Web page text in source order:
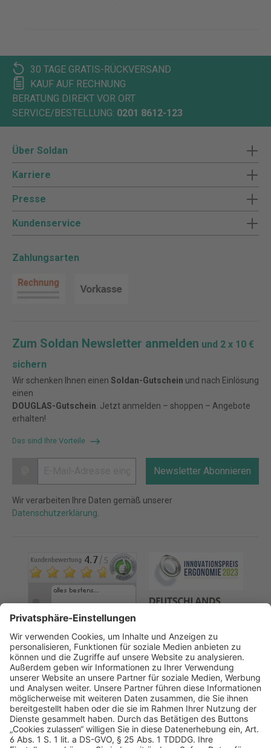
30 TAGE GRATIS-RÜCKVERSAND
KAUF AUF RECHNUNG
BERATUNG DIREKT VOR ORT
SERVICE/BESTELLUNG: 0201 8612-123
Über Soldan
Karriere
Presse
Kundenservice
Zahlungsarten
Zum Soldan Newsletter anmelden und 2 x 10 €
sichern
Wir schenken Ihnen einen Soldan-Gutschein und nach Einlösung
einen
DOUGLAS-Gutschein . Jetzt anmelden – shoppen – Angebote
erhalten!
Das sind Ihre Vorteile
Newsletter Abonnieren
Wir verarbeiten Ihre Daten gemäß unserer
Datenschutzerklärung